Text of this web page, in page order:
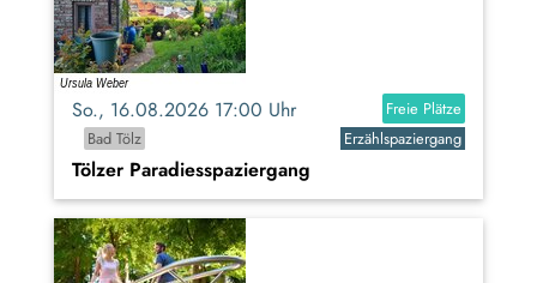
So., 16.08.2026 17:00 Uhr
Freie Plätze
Bad Tölz
Erzählspaziergang
Tölzer Paradiesspaziergang